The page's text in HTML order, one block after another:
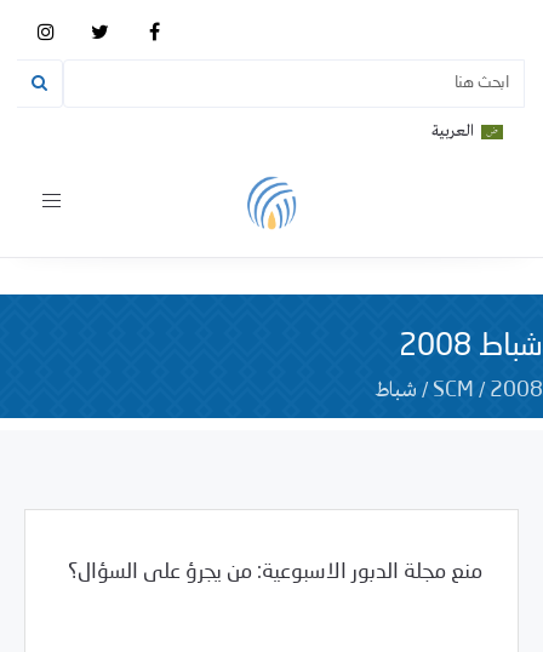
العربية
Toggle
شباط 2008
SCM / 2008
/ شباط
منع مجلة الدبور الاسبوعية: من يجرؤ على السؤال؟